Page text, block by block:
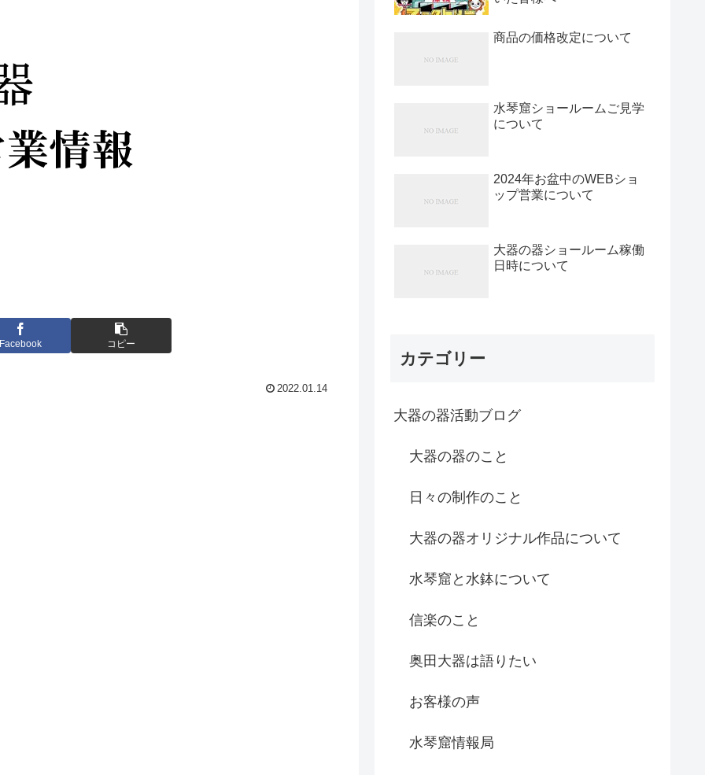
Facebook コピー
2022.01.14
商品の価格改定について
水琴窟ショールームご見学
について
2024年お盆中のWEBショ
ップ営業について
大器の器ショールーム稼働
日時について
カテゴリー
大器の器活動ブログ
大器の器のこと
日々の制作のこと
大器の器オリジナル作品について
水琴窟と水鉢について
信楽のこと
奥田大器は語りたい
お客様の声
水琴窟情報局